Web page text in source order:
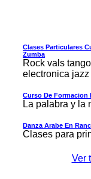
Clases Particulares
Zumba
Rock vals
electronica jazz
Curso De Formacion
La palabra y la
Danza Arabe En
Clases para
Ver